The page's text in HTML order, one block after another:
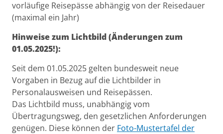
vorläufige Reisepässe abhängig von der Reisedauer
(maximal ein Jahr)
Hinweise zum Lichtbild (Änderungen zum
01.05.2025!):
Seit dem 01.05.2025 gelten bundesweit neue
Vorgaben in Bezug auf die Lichtbilder in
Personalausweisen und Reisepässen.
Das Lichtbild muss, unabhängig vom
Übertragungsweg, den gesetzlichen Anforderungen
genügen. Diese können der Foto-Mustertafel der